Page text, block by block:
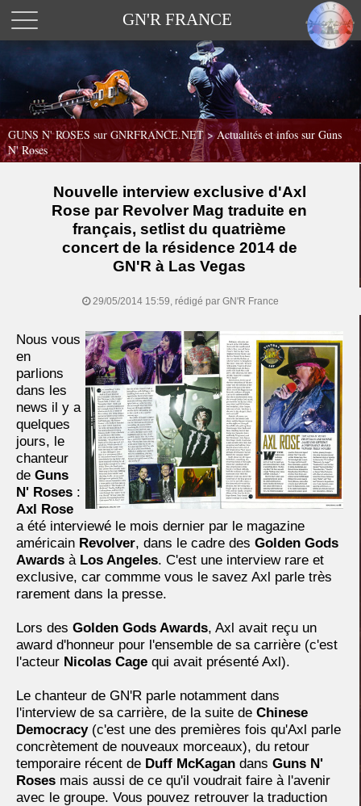
GN'R FRANCE
GUNS N' ROSES sur GNRFRANCE.NET>Actualités et infos sur Guns
N' Roses
Nouvelle interview exclusive d'Axl
Rose par Revolver Mag traduite en
français, setlist du quatrième
concert de la résidence 2014 de
GN'R à Las Vegas
29/05/2014 15:59, rédigé par GN'R France
Nous vous
en
parlions
dans les
news il y a
quelques
jours, le
chanteur
de Guns
N' Roses :
Axl Rose
a été interviewé le mois dernier par le magazine
américain Revolver, dans le cadre des Golden Gods
Awards à Los Angeles. C'est une interview rare et
exclusive, car commme vous le savez Axl parle très
rarement dans la presse.
Lors des Golden Gods Awards, Axl avait reçu un
award d'honneur pour l'ensemble de sa carrière (c'est
l'acteur Nicolas Cage qui avait présenté Axl).
Le chanteur de GN'R parle notamment dans
l'interview de sa carrière, de la suite de Chinese
Democracy(c'est une des premières fois qu'Axl parle
concrètement de nouveaux morceaux), du retour
temporaire récent de Duff McKagan dans Guns N'
Roses mais aussi de ce qu'il voudrait faire à l'avenir
avec le groupe. Vous pouvez retrouver la traduction